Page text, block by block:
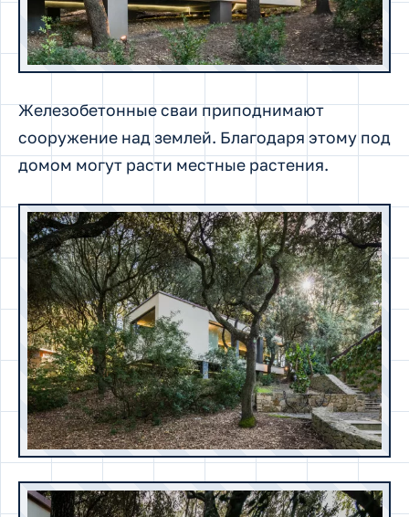
Железобетонные сваи приподнимают
сооружение над землей. Благодаря этому под
домом могут расти местные растения.